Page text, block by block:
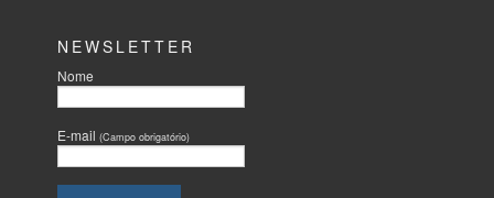
NEWSLETTER
Nome
E-mail(Campo obrigatório)